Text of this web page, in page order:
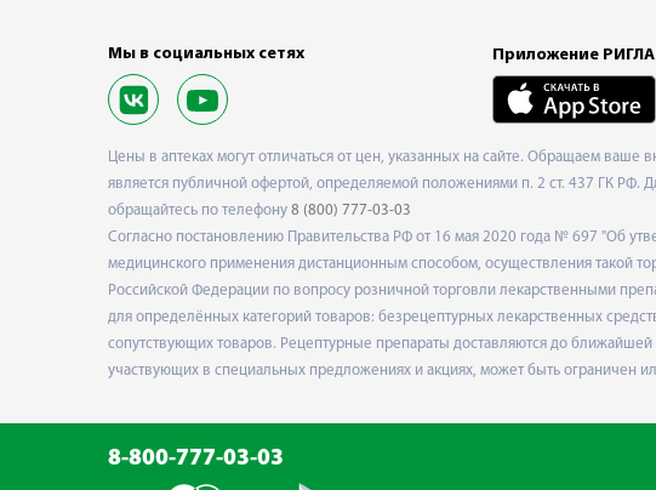
Мы в социальных сетях Приложение РИГЛА
Цены в аптеках могут отличаться от цен, указанных на сайте. Обращаем ваше
является публичной офертой, определяемой положениями п. 2 ст. 437 ГК РФ.
обращайтесь по телефону 8 (800) 777-03-03
Согласно постановлению Правительства РФ от 16 мая 2020 года № 697 "Об
медицинского применения дистанционным способом, осуществления такой
Российской Федерации по вопросу розничной торговли лекарственными
для определённых категорий товаров: безрецептурных лекарственных
сопутствующих товаров. Рецептурные препараты доставляются до
участвующих в специальных предложениях и акциях, может быть ограничен
8-800-777-03-03